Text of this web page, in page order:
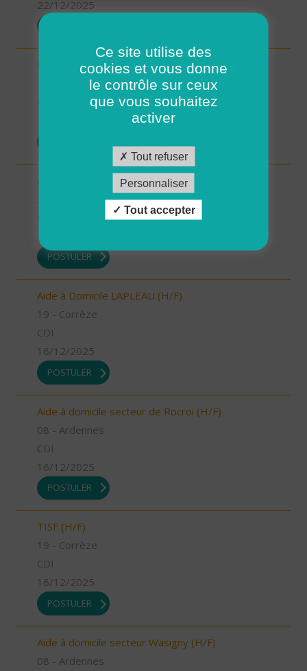
22/12/2025
Intervenant à Domicile sur ROSCOFF (H/F)
29 - Finistère
Auxiliaire de vie sociale - secteur Estang (H/F)
19/12/2025
POSTULER
Aide à Domicile LAPLEAU (H/F)
19 - Corrèze
CDI
16/12/2025
POSTULER
Aide à domicile secteur de Rocroi (H/F)
08 - Ardennes
CDI
16/12/2025
POSTULER
TISF (H/F)
19 - Corrèze
CDI
16/12/2025
POSTULER
Aide à domicile secteur Wasigny (H/F)
08 - Ardennes
Ce site utilise des
cookies et vous donne
le contrôle sur ceux
que vous souhaitez
activer
Tout refuser
Personnaliser
Tout accepter